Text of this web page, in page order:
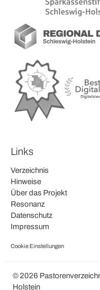
Links
Verzeichnis
Hinweise
Über das Projekt
Resonanz
Datenschutz
Impressum
Cookie Einstellungen
© 2026
Holstein